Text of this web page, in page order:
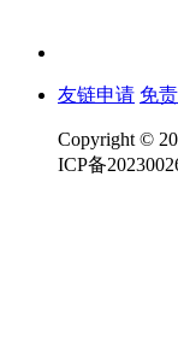
友链申请 免
Copyright ©
ICP备